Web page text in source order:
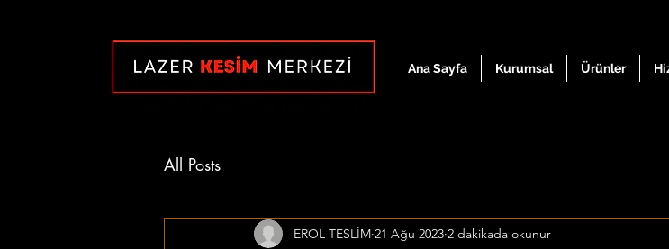
Ana Sayfa Kurumsal Ürünler
All Posts
EROL TESLİM 21 Ağu 2023 2 dakikada okunur